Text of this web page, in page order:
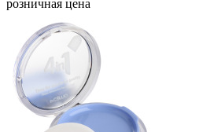
розничная цена